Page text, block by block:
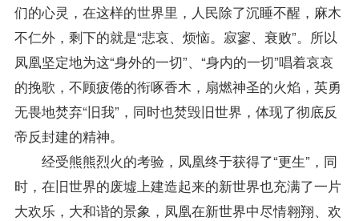
们的心灵，在这样的世界里，人民除了沉睡不醒，麻木
不仁外，剩下的就是“悲哀、烦恼。寂寥、衰败”。所以
凤凰坚定地为这“身外的一切”、“身内的一切”唱着哀哀
的挽歌，不顾疲倦的衔啄香木，扇燃神圣的火焰，英勇
无畏地焚弃“旧我”，同时也焚毁旧世界，体现了彻底反
帝反封建的精神。
经受熊熊烈火的考验，凤凰终于获得了“更生”，同
时，在旧世界的废墟上建造起来的新世界也充满了一片
大欢乐，大和谐的景象，凤凰在新世界中尽情翱翔、欢